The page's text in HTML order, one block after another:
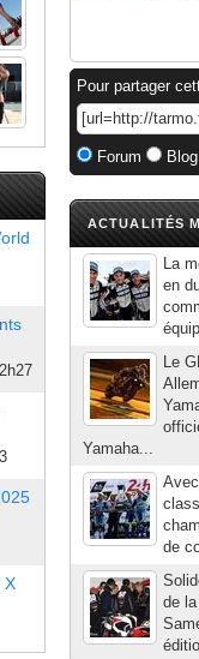
X
Pour partager
Forum
ACTUALITÉS
La
en
Le
Yamaha...
de
de